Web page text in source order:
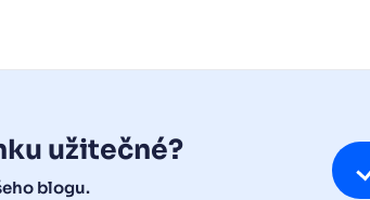
užitečné?
blogu.